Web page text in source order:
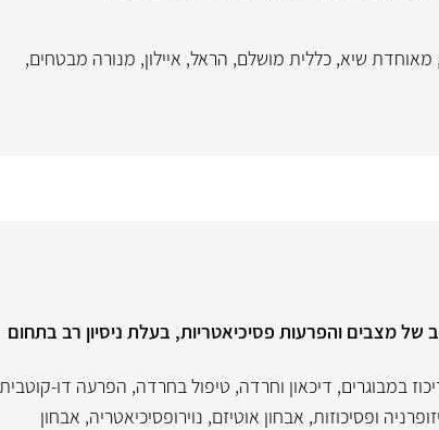
, מאוחדת שיא, כללית מושלם, הראל, איילון, מנורה מבטחים,
של מצבים והפרעות פסיכיאטריות, בעלת ניסיון רב בתחום
במבוגרים, דיכאון וחרדה, טיפול בחרדה, הפרעה דו-קוטבית
ופסיכוזות, אבחון אוטיזם, נוירופסיכיאטריה, אבחון